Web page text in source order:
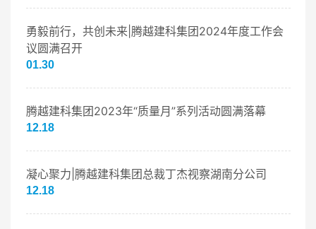
勇毅前行，共创未来|腾越建科集团2024年度工作会
议圆满召开
01.30
腾越建科集团2023年“质量月”系列活动圆满落幕
12.18
凝心聚力|腾越建科集团总裁丁杰视察湖南分公司
12.18